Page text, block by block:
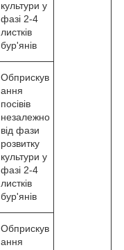
культури у
фазі 2-4
листків
бур'янів
Обприскув
ання
посівів
незалежно
від фази
розвитку
культури у
фазі 2-4
листків
бур'янів
Обприскув
ання